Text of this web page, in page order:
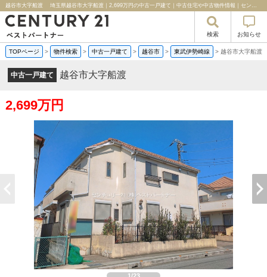
越谷市大字船渡 埼玉県越谷市大字船渡｜2,699万円の中古一戸建て｜中古住宅や中古物件情報｜センチュリー２１ベストパートナー
検索 お知らせ
TOPページ > 物件検索 > 中古一戸建て > 越谷市 > 東武伊勢崎線 > 越谷市大字船
中古一戸建て 越谷市大字船渡
2,699万円